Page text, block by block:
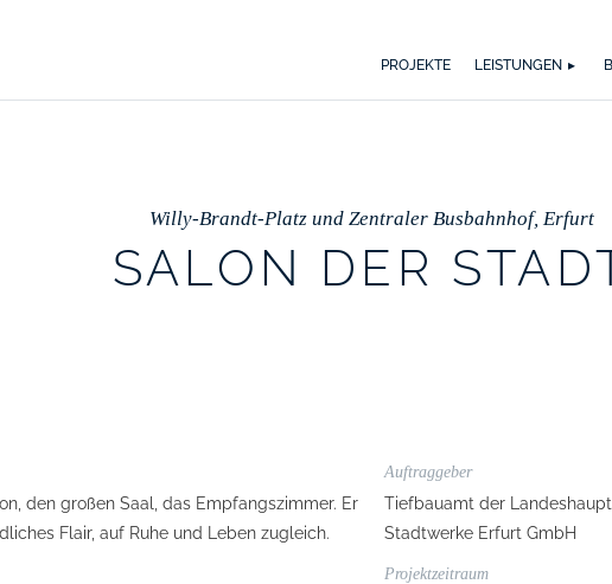
PROJEKTE LEISTUNGEN
Willy-Brandt-Platz und Zentraler Busbahnhof, Erfurt
SALON DER
den großen Saal, das Empfangszimmer. Er
Flair, auf Ruhe und Leben zugleich.
Auftraggeber
Tiefbauamt der
Stadtwerke Erfurt GmbH
Projektzeitraum